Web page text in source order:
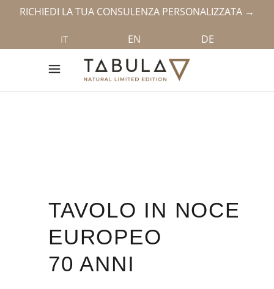
RICHIEDI LA TUA CONSULENZA PERSONALIZZATA →
IT EN DE
TAVOLO IN NOCE
EUROPEO
70 ANNI